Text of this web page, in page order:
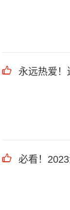
永远热爱！
必看！